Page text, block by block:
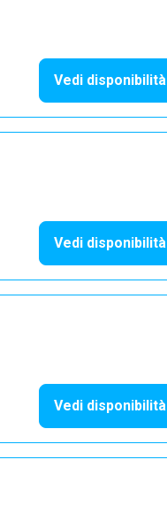
Vedi disponibilità
Vedi disponibilità
Vedi disponibilità